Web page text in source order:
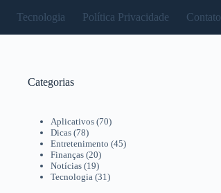
Tecnologia Política Privacidade Contato
Categorias
Aplicativos(70)
Dicas(78)
Entretenimento (45)
Finanças(20)
Notícias(19)
Tecnologia(31)